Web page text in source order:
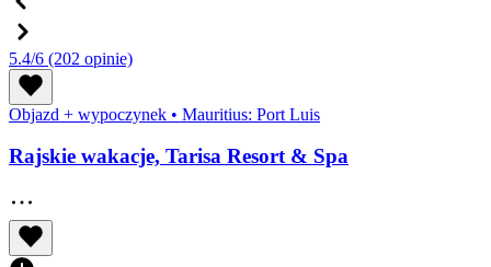
5.4/6 (202 opinie)
Objazd + wypoczynek • Mauritius: Port Luis
Rajskie wakacje, Tarisa Resort & Spa